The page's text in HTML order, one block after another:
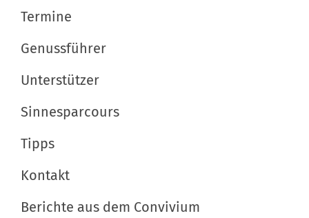
a
o
n
Termine
Genussführer
Unterstützer
Sinnesparcours
Tipps
Kontakt
Berichte aus dem Convivium